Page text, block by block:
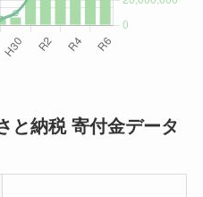
と納税 寄付金データ